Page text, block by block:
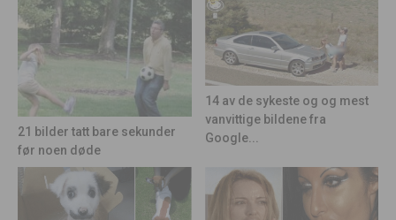
21 bilder tatt bare sekunder
før noen døde
14 av de sykeste og og mest
vanvittige bildene fra
Google...